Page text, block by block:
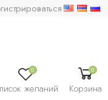
0
желаний
0
Корзина